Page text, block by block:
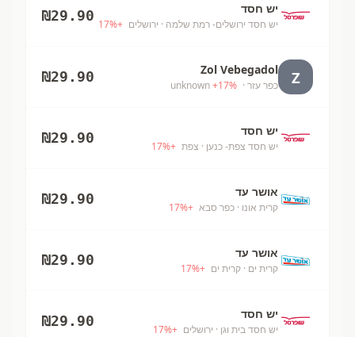
יש חסד
יש חסד ירושלים- רמת שלמה · ירושלים +
17%
₪29.90
Z
Zol Vebegadol
כפר עזר · unknown
+17%
₪29.90
יש חסד
יש חסד צפת- כנען · צפת +
17%
₪29.90
אושר עד
קרית אונו · כפר סבא +
17%
₪29.90
אושר עד
קרית ים · קרית ים +
17%
₪29.90
יש חסד
יש חסד בית וגן · ירושלים +
17%
₪29.90